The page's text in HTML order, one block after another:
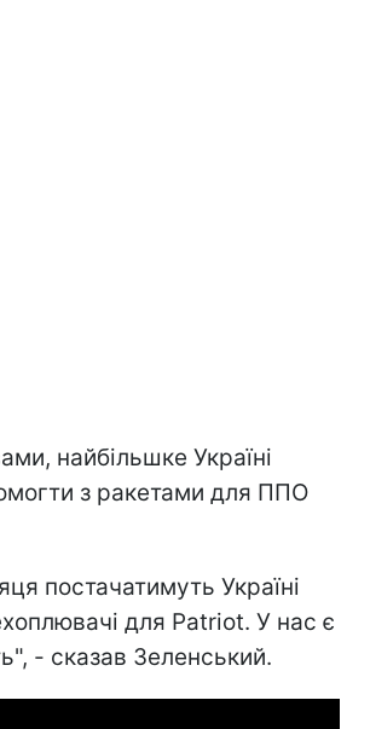
найбільшке Україні
з ракетами для ППО
постачатимуть Україні
для Patriot. У нас є
- сказав Зеленський.